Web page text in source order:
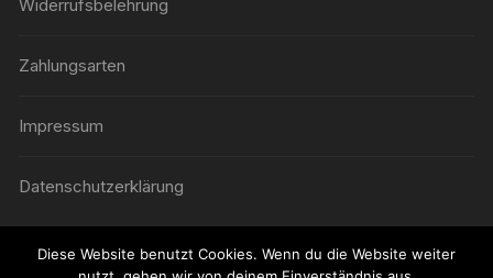
Widerrufsbelehrung
Zahlungsarten
Impressum
Datenschutzerklärung
Diese Website benutzt Cookies. Wenn du die Website weiter